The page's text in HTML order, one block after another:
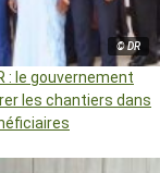
© DR
: le gouvernement
les chantiers dans